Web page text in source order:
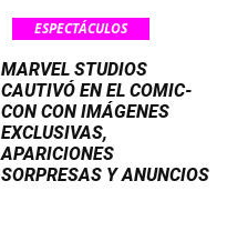
ESPECTÁCULOS
MARVEL STUDIOS
CAUTIVÓ EN EL COMIC-
CON CON IMÁGENES
EXCLUSIVAS,
APARICIONES
SORPRESAS Y ANUNCIOS